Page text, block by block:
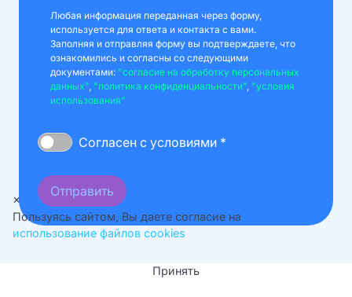
Любая информация переданная через форму,
используется для ответа и контакта с вами.
Заполняя и отправляя форму вы подтверждаете, что
ознакомились и согласны со следующими
документами: "согласие на обработку персональных
данных", "политика конфиденциальности", "условия
использования"
Согласен с условиями *
Отправить
×
Пользуясь сайтом, Вы даете согласие на
использование файлов cookies
Принять